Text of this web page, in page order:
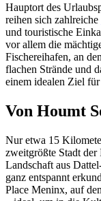
Hauptort des
reihen sich zahlreiche
und touristische
vor allem die
Fischereihafen, an
flachen Strände und
einem idealen Ziel für
Von Houmt
Nur etwa 15
zweitgrößte Stadt der
Landschaft aus
ganz entspannt
Place Meninx, auf